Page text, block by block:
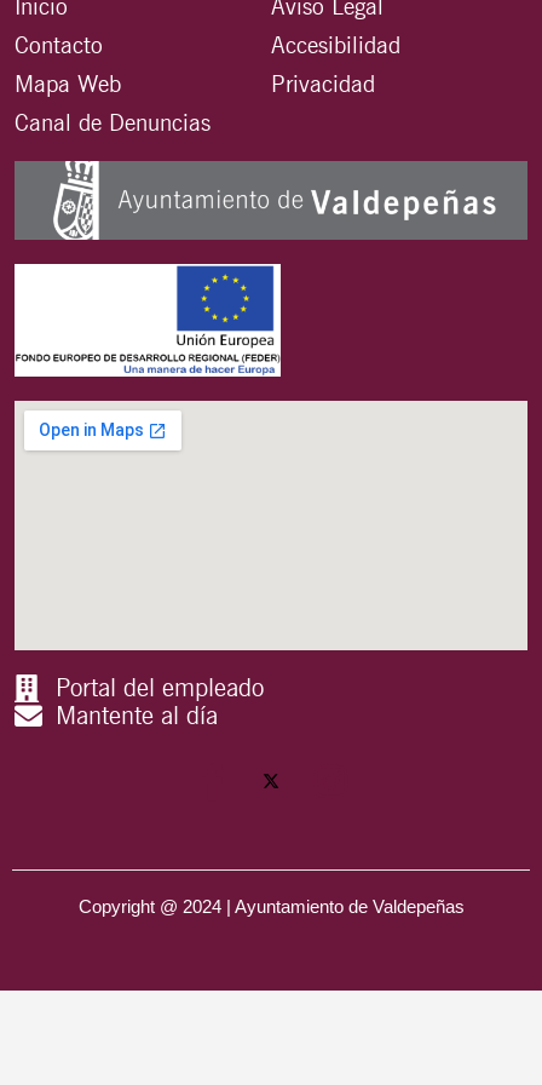
Inicio
Contacto
Mapa Web
Canal de Denuncias
Aviso Legal
Accesibilidad
Privacidad
Portal del empleado
Mantente al día
Copyright @ 2024 | Ayuntamiento de Valdepeñas